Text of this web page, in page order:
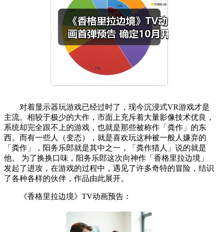
对着显示器玩游戏已经过时了，现今沉浸式VR游戏才是
主流。相较于极少的大作，市面上充斥着大量影像技术优良，
系统却完全跟不上的游戏，也就是那些被称作「粪作」的东
西。而有一些人（变态），就是喜欢玩这种被一般人嫌弃的
「粪作」，阳务乐郎就是其中之一，「粪作猎人」说的就是
他。 为了换换口味，阳务乐郎这次向神作「香格里拉边境」
发起了进攻，在游戏的过程中，遇见了许多奇特的冒险，结识
了各种各样的伙伴，作品由此展开。
《香格里拉边境》TV动画预告：